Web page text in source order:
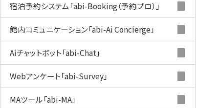
宿泊予約システム 「abi-Booking（予約プロ）」
館内コミュニケーション「abi-Ai Concierge」
Aiチャットボット「abi-Chat」
Webアンケート「abi-Survey」
MAツール「abi-MA」